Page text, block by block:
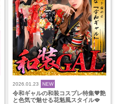
2026.01.23 NEW
令和ギャルの和装コスプレ特集💖艶
と色気で魅せる花魁風スタイル🪭